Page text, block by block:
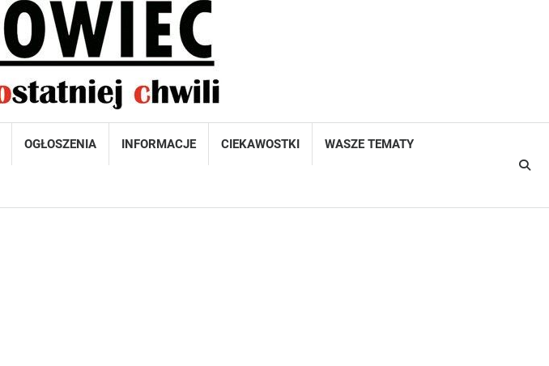
OGŁOSZENIA INFORMACJE CIEKAWOSTKI WASZE TEMATY